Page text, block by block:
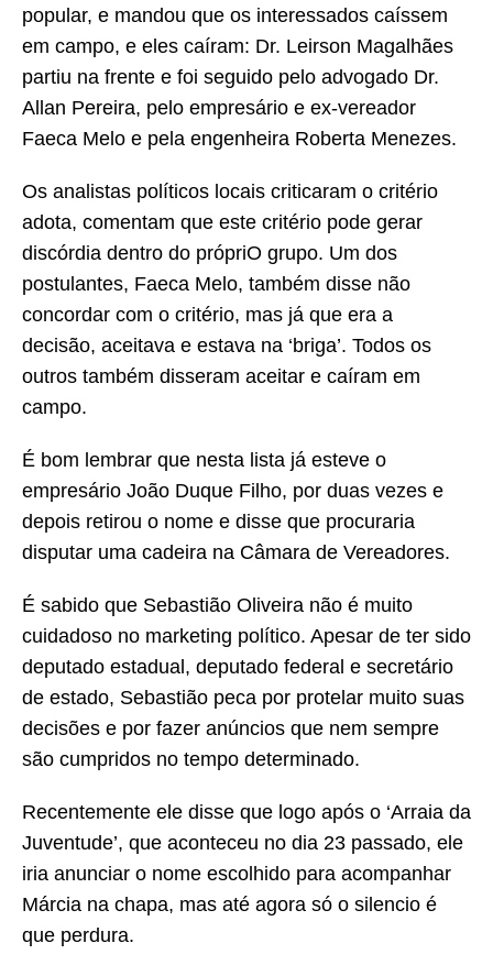
popular, e mandou que os interessados caíssem
em campo, e eles caíram: Dr. Leirson Magalhães
partiu na frente e foi seguido pelo advogado Dr.
Allan Pereira, pelo empresário e ex-vereador
Faeca Melo e pela engenheira Roberta Menezes.
Os analistas políticos locais criticaram o critério
adota, comentam que este critério pode gerar
discórdia dentro do própriO grupo. Um dos
postulantes, Faeca Melo, também disse não
concordar com o critério, mas já que era a
decisão, aceitava e estava na ‘briga’. Todos os
outros também disseram aceitar e caíram em
campo.
É bom lembrar que nesta lista já esteve o
empresário João Duque Filho, por duas vezes e
depois retirou o nome e disse que procuraria
disputar uma cadeira na Câmara de Vereadores.
É sabido que Sebastião Oliveira não é muito
cuidadoso no marketing político. Apesar de ter sido
deputado estadual, deputado federal e secretário
de estado, Sebastião peca por protelar muito suas
decisões e por fazer anúncios que nem sempre
são cumpridos no tempo determinado.
Recentemente ele disse que logo após o ‘Arraia da
Juventude’, que aconteceu no dia 23 passado, ele
iria anunciar o nome escolhido para acompanhar
Márcia na chapa, mas até agora só o silencio é
que perdura.